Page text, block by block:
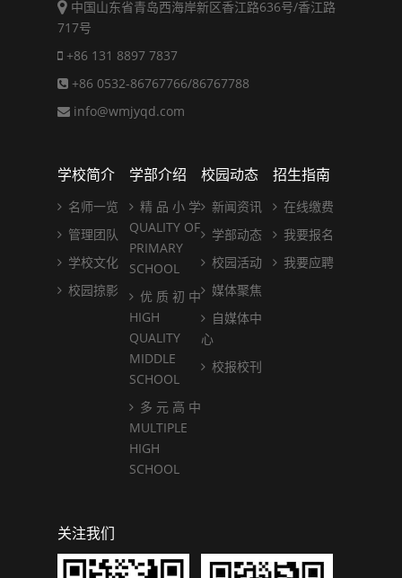
中国山东省青岛西海岸新区香江路636号/香江路
717号
+86 131 8897 7837
+86 0532-86767766/86767788
info@wmjyqd.com
学校简介
名师一览
管理团队
学校文化
校园掠影
学部介绍
精 品 小 学
QUALITY OF
PRIMARY
SCHOOL
优 质 初 中
HIGH
QUALITY
MIDDLE
SCHOOL
多 元 高 中
MULTIPLE
HIGH
SCHOOL
校园动态
新闻资讯
学部动态
校园活动
媒体聚焦
自媒体中
心
校报校刊
招生指南
在线缴费
我要报名
我要应聘
关注我们